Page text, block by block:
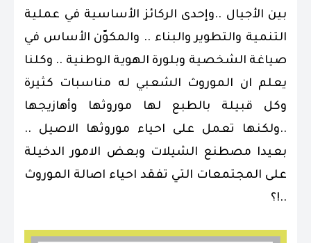
بين الأجيال ..وإحدى الركائز الأساسية في عملية
التنمية والتطوير والبناء .. والمكوّن الأساس في
صياغة الشخصية وبلورة الهوية الوطنية .. وكلنا
يعلم ان الموروث الشعبي له مناسبات كثيرة
وكل قبيلة بالطبع لها موروثها وأهازيجها
..ولكنها تعمل على احياء موروثها الاصيل ..
بعيدا مصطنع الشيلات وبعض الامور الدخيلة
على المجتمعات التي تفقد احياء اصالة الموروث
..!؟